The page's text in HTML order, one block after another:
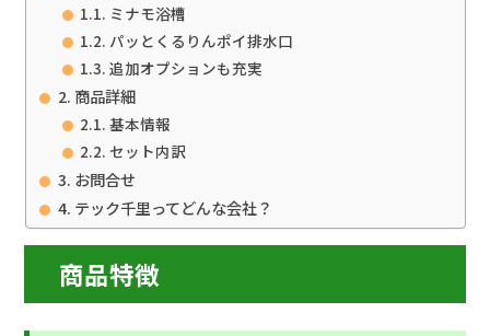
ミナモ浴槽
パッとくるりんポイ排水口
追加オプションも充実
商品詳細
基本情報
セット内訳
お問合せ
テック千里ってどんな会社？
商品特徴